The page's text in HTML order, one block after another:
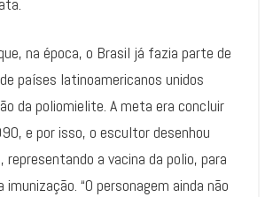
na época, o Brasil já fazia parte de
países latinoamericanos unidos
da poliomielite. A meta era concluir
e por isso, o escultor desenhou
representando a vacina da polio, para
“O personagem ainda não